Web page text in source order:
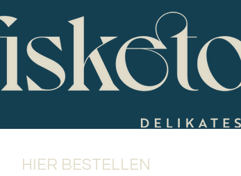
HIER BESTELLEN